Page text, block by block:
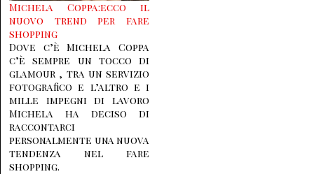
Michela Coppa:ecco il
nuovo trend per fare
shopping
Dove c’è Michela Coppa
c’è sempre un tocco di
glamour , tra un servizio
fotografico e l’altro e i
mille impegni di lavoro
Michela ha deciso di
raccontarci
personalmente una nuova
tendenza nel fare
shopping.